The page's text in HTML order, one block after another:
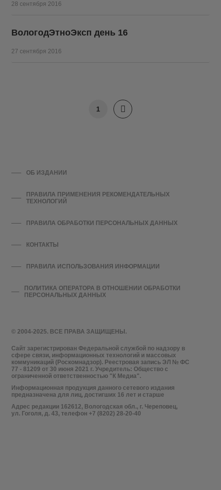
28 сентября 2016
ВологодЭтноЭксп день 16
27 сентября 2016
1
© 2004-2025. ВСЕ ПРАВА ЗАЩИЩЕНЫ.
Сайт зарегистрирован Федеральной службой по надзору в
сфере связи, информационных технологий и массовых
коммуникаций (Роскомнадзор). Реестровая запись ЭЛ № ФС
77 - 81209 от 30 июня 2021 г. Учредитель: Общество с
ограниченной ответственностью "К Медиа".
Информационная продукция данного сетевого издания
предназначена для лиц, достигших 16 лет и старше
Адрес редакции 162612, Вологодская обл., г. Череповец,
ул. Гоголя, д. 43, телефон +7 (8202) 28-20-40
ОБ ИЗДАНИИ
ПРАВИЛА ПРИМЕНЕНИЯ РЕКОМЕНДАТЕЛЬНЫХ
ТЕХНОЛОГИЙ
ПРАВИЛА ОБРАБОТКИ ПЕРСОНАЛЬНЫХ ДАННЫХ
КОНТАКТЫ
ПРАВИЛА ИСПОЛЬЗОВАНИЯ ИНФОРМАЦИИ
ПОЛИТИКА ОПЕРАТОРА В ОТНОШЕНИИ ОБРАБОТКИ
ПЕРСОНАЛЬНЫХ ДАННЫХ